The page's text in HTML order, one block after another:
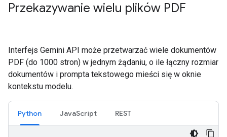
Przekazywanie wielu plików PDF
Interfejs Gemini API może przetwarzać wiele dokumentów
PDF (do 1000 stron) w jednym żądaniu, o ile łączny rozmiar
dokumentów i prompta tekstowego mieści się w oknie
kontekstu modelu.
Python JavaScript REST